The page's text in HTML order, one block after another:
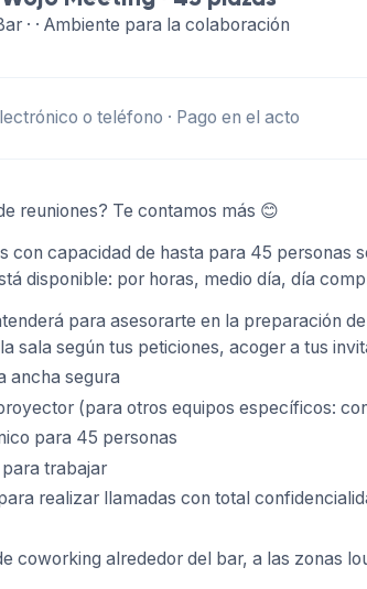
· · Ambiente para la colaboración
o teléfono · Pago en el acto
reuniones? Te contamos más 😊
con capacidad de hasta para 45 personas
disponible: por horas, medio día, día
para asesorarte en la preparación
sala según tus peticiones, acoger a tus
ancha segura
(para otros equipos específicos:
para 45 personas
trabajar
realizar llamadas con total
coworking alrededor del bar, a las zonas